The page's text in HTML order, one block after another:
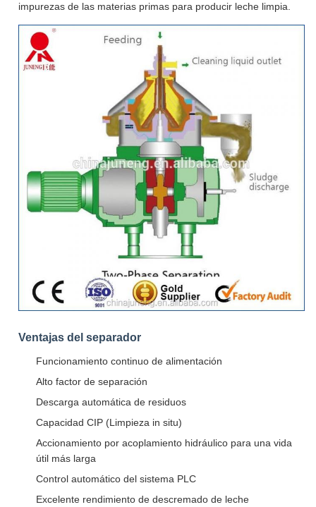
impurezas de las materias primas para producir leche limpia.
Ventajas del separador
Funcionamiento continuo de alimentación
Alto factor de separación
Descarga automática de residuos
Capacidad CIP (Limpieza in situ)
Accionamiento por acoplamiento hidráulico para una vida
útil más larga
Control automático del sistema PLC
Excelente rendimiento de descremado de leche